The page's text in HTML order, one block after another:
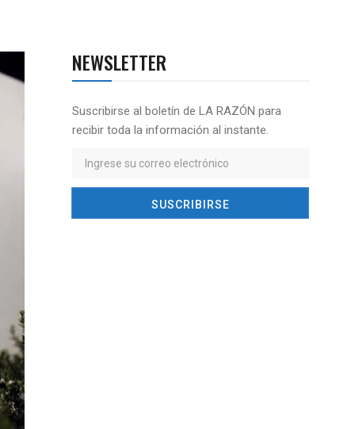
NEWSLETTER
Suscribirse al boletín de LA RAZÓN para
recibir toda la información al instante.